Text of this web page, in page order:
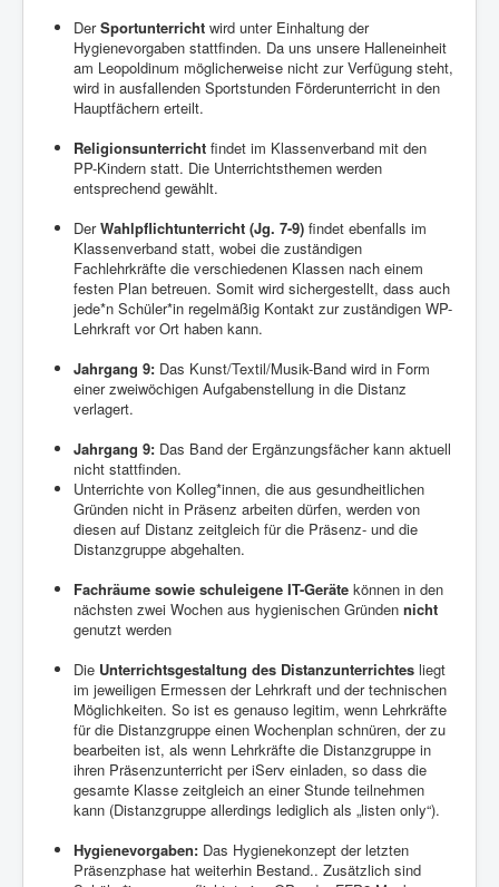
DerSportunterricht wird unter Einhaltung der
Hygienevorgaben stattfinden. Da uns unsere Halleneinheit
am Leopoldinum möglicherweise nicht zur Verfügung steht,
wird in ausfallenden Sportstunden Förderunterricht in den
Hauptfächern erteilt.
Religionsunterricht findet im Klassenverband mit den
PP-Kindern statt. Die Unterrichtsthemen werden
entsprechend gewählt.
DerWahlpflichtunterricht (Jg. 7-9) findet ebenfalls im
Klassenverband statt, wobei die zuständigen
Fachlehrkräfte die verschiedenen Klassen nach einem
festen Plan betreuen. Somit wird sichergestellt, dass auch
jede*n Schüler*in regelmäßig Kontakt zur zuständigen WP-
Lehrkraft vor Ort haben kann.
Jahrgang 9: Das Kunst/Textil/Musik-Band wird in Form
einer zweiwöchigen Aufgabenstellung in die Distanz
verlagert.
Jahrgang 9: Das Band der Ergänzungsfächer kann aktuell
nicht stattfinden.
Unterrichte von Kolleg*innen, die aus gesundheitlichen
Gründen nicht in Präsenz arbeiten dürfen, werden von
diesen auf Distanz zeitgleich für die Präsenz- und die
Distanzgruppe abgehalten.
Fachräume sowie schuleigene IT-Geräte können in den
nächsten zwei Wochen aus hygienischen Gründen nicht
genutzt werden
Die Unterrichtsgestaltung des Distanzunterrichtes liegt
im jeweiligen Ermessen der Lehrkraft und der technischen
Möglichkeiten. So ist es genauso legitim, wenn Lehrkräfte
für die Distanzgruppe einen Wochenplan schnüren, der zu
bearbeiten ist, als wenn Lehrkräfte die Distanzgruppe in
ihren Präsenzunterricht per iServ einladen, so dass die
gesamte Klasse zeitgleich an einer Stunde teilnehmen
kann (Distanzgruppe allerdings lediglich als „listen only“).
Hygienevorgaben: Das Hygienekonzept der letzten
Präsenzphase hat weiterhin Bestand.. Zusätzlich sind